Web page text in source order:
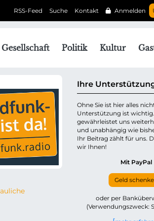
Anmelden
Kontakt
Suche
RSS-Feed
o
n
Gesellschaft Politik Kultur
Ihre
Ohne Sie ist hier alles
Unterstützung ist wichtig.
gewährleistet uns
und unabhängig wie
Ihr Beitrag zählt für uns.
wir Ihnen!
Mit PayPal
Geld
oder per
(Verwendungszweck: